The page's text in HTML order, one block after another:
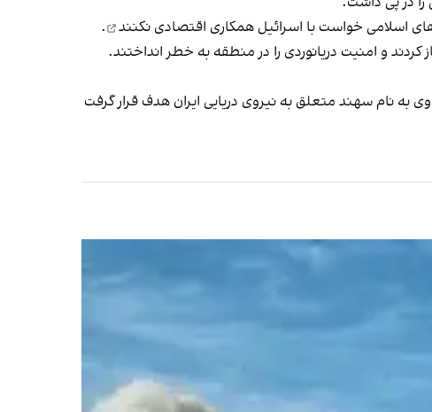
با اسرائیل همکاری اقتصادی نکنند
.
و امنیت دریانوردی را در منطقه به خطر انداختند.
ناوی به نام سهند متعلق به نیروی دریایی ایران هدف قرار گرفت